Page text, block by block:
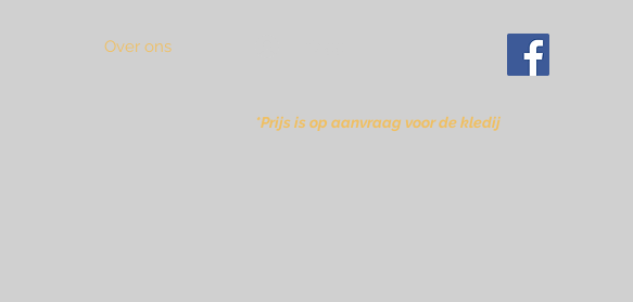
Over ons
*Prijs is op aanvraag voor de kledij